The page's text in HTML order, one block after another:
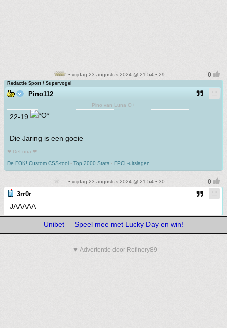
• vrijdag 23 augustus 2024 @ 21:54 • 29
Redactie Sport / Supervogel
Pino112
Pino van Luna O+
22-19
Die Jaring is een goeie
❤ DeLuna ❤
-------
De FOK! Custom CSS-tool - Top 2000 Stats - FPCL-uitslagen
• vrijdag 23 augustus 2024 @ 21:54 • 30
3rr0r
JAAAAA
Unibet Speel mee met Lucky Day en win!
▼ Advertentie door Refinery89